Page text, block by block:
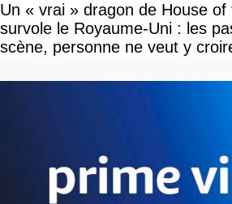
Un « vrai » dragon de House of
survole le Royaume-Uni : les
scène, personne ne veut y